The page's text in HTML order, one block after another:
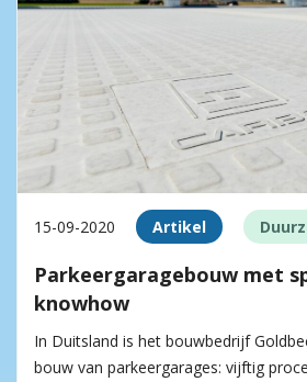
15-09-2020 Artikel
Parkeergaragebouw met
knowhow
In Duitsland is het bouwbedrijf
bouw van parkeergarages: vijftig